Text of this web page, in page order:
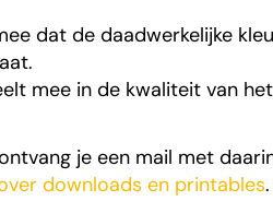
dat de daadwerkelijke
mee in de kwaliteit van
je een mail met
downloads en printables.